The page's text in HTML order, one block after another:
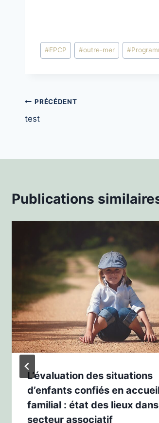
Étiquettes
de
#EPCP #outre-mer #
Navigation
de
PRÉCÉDENT
test
Publications
L’évaluation des situations
d’enfants confiés en
familial : état des lieux
secteur associatif